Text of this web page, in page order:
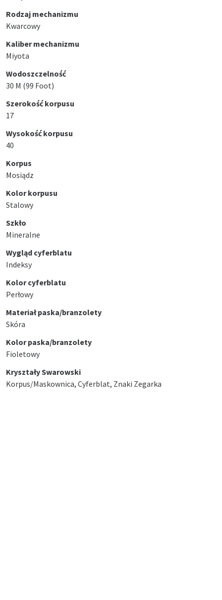
Rodzaj mechanizmu
Kwarcowy
Kaliber mechanizmu
Miyota
Wodoszczelność
30 M (99 Foot)
Szerokość korpusu
17
Wysokość korpusu
40
Korpus
Mosiądz
Kolor korpusu
Stalowy
Szkło
Mineralne
Wygląd cyferblatu
Indeksy
Kolor cyferblatu
Perłowy
Materiał paska/branzolety
Skóra
Kolor paska/branzolety
Fioletowy
Kryształy Swarowski
Korpus/Maskownica, Cyferblat, Znaki Zegarka